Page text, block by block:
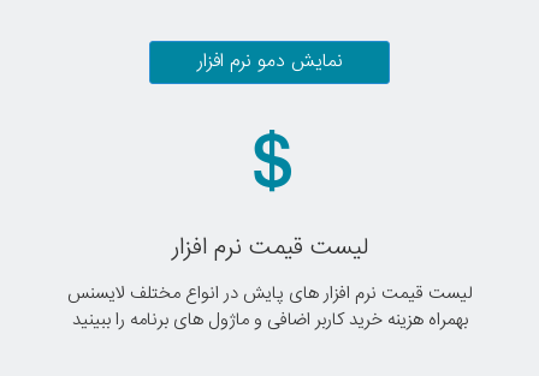
نمایش دمو نرم افزار
لیست قیمت نرم افزار
لیست قیمت نرم افزار های پایش در انواع مختلف لایسنس
بهمراه هزینه خرید کاربر اضافی و ماژول های برنامه را ببینید